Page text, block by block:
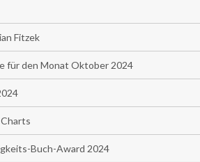
Fitzek
für den Monat Oktober 2024
Buch-Award 2024